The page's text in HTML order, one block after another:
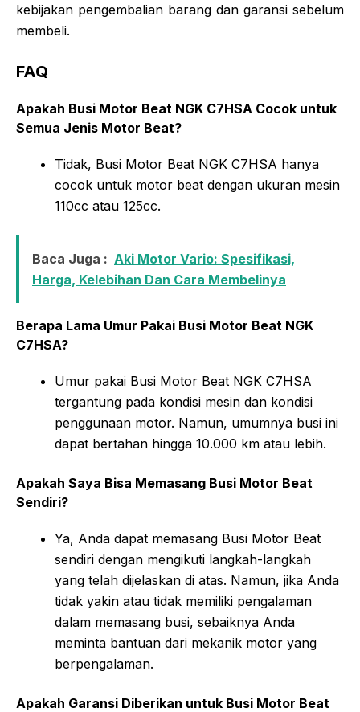
kebijakan pengembalian barang dan garansi sebelum
membeli.
FAQ
Apakah Busi Motor Beat NGK C7HSA Cocok untuk
Semua Jenis Motor Beat?
Tidak, Busi Motor Beat NGK C7HSA hanya
cocok untuk motor beat dengan ukuran mesin
110cc atau 125cc.
Baca Juga : Aki Motor Vario: Spesifikasi,
Harga, Kelebihan Dan Cara Membelinya
Berapa Lama Umur Pakai Busi Motor Beat NGK
C7HSA?
Umur pakai Busi Motor Beat NGK C7HSA
tergantung pada kondisi mesin dan kondisi
penggunaan motor. Namun, umumnya busi ini
dapat bertahan hingga 10.000 km atau lebih.
Apakah Saya Bisa Memasang Busi Motor Beat
Sendiri?
Ya, Anda dapat memasang Busi Motor Beat
sendiri dengan mengikuti langkah-langkah
yang telah dijelaskan di atas. Namun, jika Anda
tidak yakin atau tidak memiliki pengalaman
dalam memasang busi, sebaiknya Anda
meminta bantuan dari mekanik motor yang
berpengalaman.
Apakah Garansi Diberikan untuk Busi Motor Beat